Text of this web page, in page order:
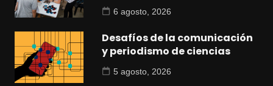
6 agosto, 2026
Desafíos de la comunicación
y periodismo de ciencias
5 agosto, 2026